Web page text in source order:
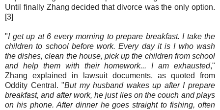
Until finally Zhang decided that divorce was the only option.
[3]
"I get up at 6 every morning to prepare breakfast. I take the
children to school before work. Every day it is I who wash
the dishes, clean the house, pick up the children from school
and help them with their homework... I am exhausted,"
Zhang explained in lawsuit documents, as quoted from
Oddity Central. "But my husband wakes up after I prepare
breakfast, and after work, he just lies on the couch and plays
on his phone. After dinner he goes straight to fishing, often